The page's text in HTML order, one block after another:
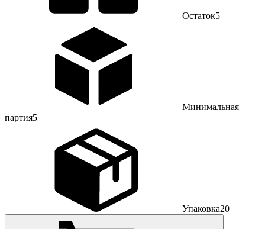
Остаток5
Минимальная
партия5
Упаковка20